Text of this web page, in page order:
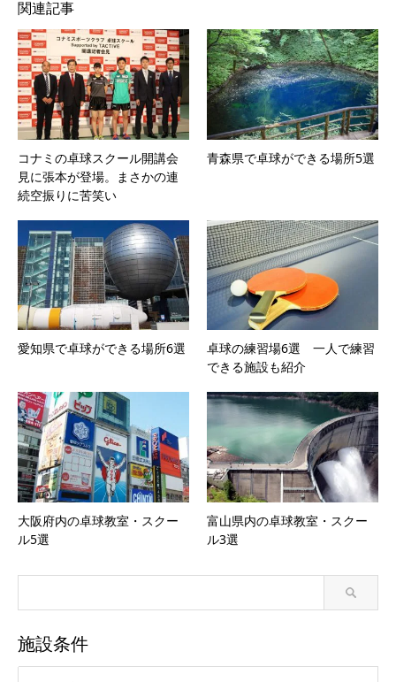
関連記事
コナミの卓球スクール開講会
見に張本が登場。まさかの連
続空振りに苦笑い
青森県で卓球ができる場所5選
愛知県で卓球ができる場所6選
卓球の練習場6選 一人で練習
できる施設も紹介
大阪府内の卓球教室・スクー
ル5選
富山県内の卓球教室・スクー
ル3選
施設条件